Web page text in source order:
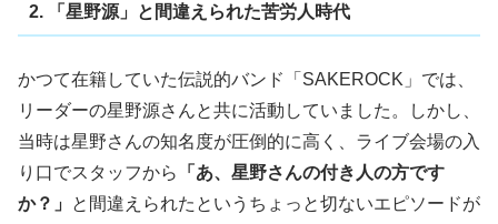
2. 「星野源」と間違えられた苦労人時代
かつて在籍していた伝説的バンド「SAKEROCK」では、
リーダーの星野源さんと共に活動していました。しかし、
当時は星野さんの知名度が圧倒的に高く、ライブ会場の入
り口でスタッフから
「あ、星野さんの付き人の方です
か？」
と間違えられたというちょっと切ないエピソードが